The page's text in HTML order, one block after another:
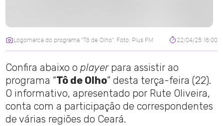
Logomarca do programa "Tô de Olho". Foto: Plus FM 22/04/25 16:00
Confira abaixo oplayer para assistir ao
programa “Tô de Olho” desta terça-feira (22).
O informativo, apresentado por Rute Oliveira,
conta com a participação de correspondentes
de várias regiões do Ceará.